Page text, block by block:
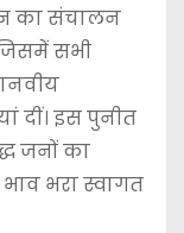
का संचालन
सभी
दीं। इस पुनीत
जनों का
भाव भरा स्वागत